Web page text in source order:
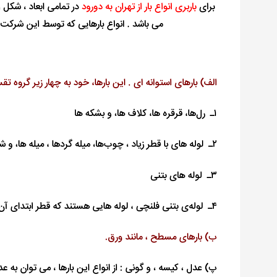
برای باربری انواع بار از تهران به دوروددر تمامی ابعاد ،
می باشد . انواع بارهایی که توسط این شرکت
اﻟﻒ) ﺑﺎرﻫﺎی اﺳﺘﻮاﻧﻪ ای . این ﺑﺎرﻫﺎ، ﺧﻮد ﺑﻪ ﭼﻬﺎر زیر
۱ـ رل‌ها، ﻗﺮﻗﺮه ﻫﺎ، کلاف ها، و بشکه ﻫﺎ
۲ـ ﻟﻮﻟﻪ های ﺑﺎ ﻗﻄﺮ زیاد ، ﭼﻮبﻫﺎ، میله گردها ، میله ﻫﺎ، و ﺷﻤﺶ ﻫﺎ
۳ـ ﻟﻮﻟﻪ ﻫﺎی بتنی
۴ـ ﻟﻮﻟﻪ‌ی بتنی فلنچی ، لوله هایی هستند که ﻗﻄﺮ اﺑﺘﺪای آن، بیش از ﻗﻄﺮ اﻧﺘﻬﺎی ﻟﻮﻟﻪ اﺳﺖ.
ب) ﺑﺎرﻫﺎی ﻣﺴﻄﺢ ، ﻣﺎﻧﻨﺪ ورق.
پ) ﻋﺪل ، کیسه ، و گونی : از اﻧﻮاع این ﺑﺎرﻫﺎ ، می ﺗﻮان ﺑﻪ